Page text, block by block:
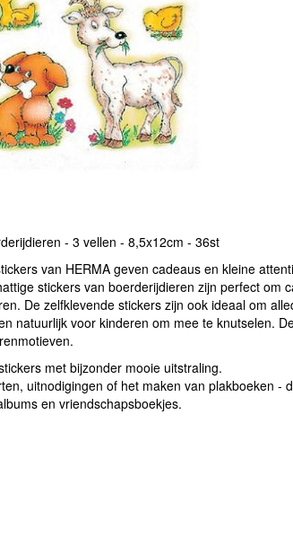
- 3 vellen - 8,5x12cm - 36st
van HERMA geven cadeaus en kleine
stickers van boerderijdieren zijn perfect om
De zelfklevende stickers zijn ook ideaal om
natuurlijk voor kinderen om mee te knutselen.
met bijzonder mooie uitstraling.
uitnodigingen of het maken van plakboeken -
en vriendschapsboekjes.